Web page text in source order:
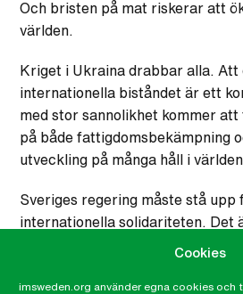
Cookies
imsweden.org använder egna cookies
Och bristen på mat riskerar att
världen.
Kriget i Ukraina drabbar alla. Att
internationella biståndet är ett
med stor sannolikhet kommer
på både fattigdomsbekämpning
utveckling på många håll i världen.
Sveriges regering måste stå upp
internationella solidariteten. Det